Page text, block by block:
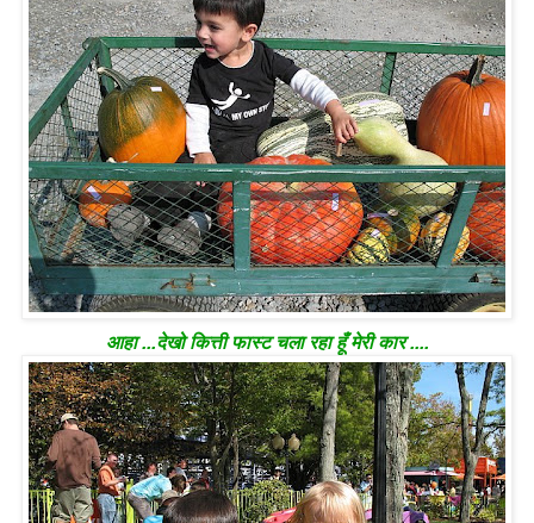
आहा ...देखो कित्ती फास्ट चला रहा हूँ मेरी कार ....